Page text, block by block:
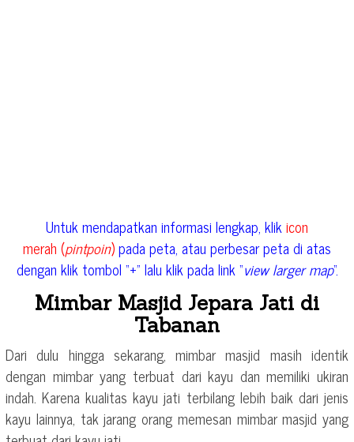
Untuk mendapatkan informasi lengkap, klikicon
merah (pintpoin)pada peta, atau perbesar peta di atas
dengan klik tombol “+” lalu klik pada link “view larger map“.
Mimbar Masjid Jepara Jati di
Tabanan
Dari dulu hingga sekarang, mimbar masjid masih identik
dengan mimbar yang terbuat dari kayu dan memiliki ukiran
indah. Karena kualitas kayu jati terbilang lebih baik dari jenis
kayu lainnya, tak jarang orang memesan mimbar masjid yang